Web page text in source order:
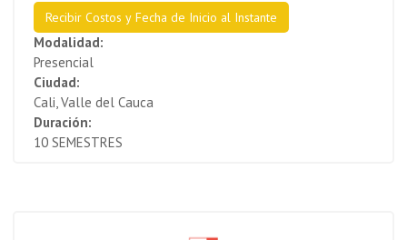
Recibir Costos y Fecha de Inicio al Instante
Modalidad:
Presencial
Ciudad:
Cali, Valle del Cauca
Duración:
10 SEMESTRES